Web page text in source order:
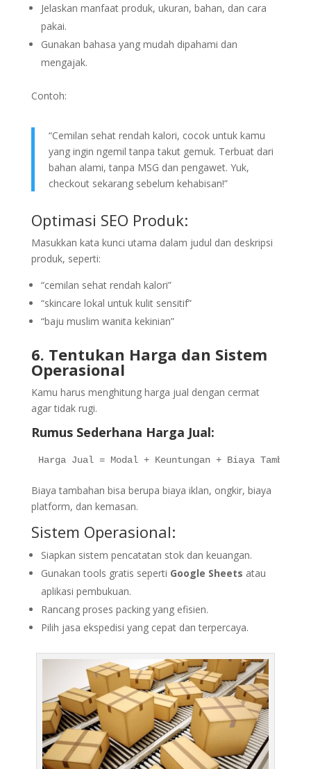
Jelaskan manfaat produk, ukuran, bahan, dan cara
pakai.
Gunakan bahasa yang mudah dipahami dan
mengajak.
Contoh:
“Cemilan sehat rendah kalori, cocok untuk kamu
yang ingin ngemil tanpa takut gemuk. Terbuat dari
bahan alami, tanpa MSG dan pengawet. Yuk,
checkout sekarang sebelum kehabisan!”
Optimasi SEO Produk:
Masukkan kata kunci utama dalam judul dan deskripsi
produk, seperti:
“cemilan sehat rendah kalori”
“skincare lokal untuk kulit sensitif”
“baju muslim wanita kekinian”
6. Tentukan Harga dan Sistem
Operasional
Kamu harus menghitung harga jual dengan cermat
agar tidak rugi.
Rumus Sederhana Harga Jual:
Harga Jual = Modal + Keuntungan + Biaya Tambahan
Biaya tambahan bisa berupa biaya iklan, ongkir, biaya
platform, dan kemasan.
Sistem Operasional:
Siapkan sistem pencatatan stok dan keuangan.
Gunakan tools gratis seperti Google Sheets atau
aplikasi pembukuan.
Rancang proses packing yang efisien.
Pilih jasa ekspedisi yang cepat dan terpercaya.